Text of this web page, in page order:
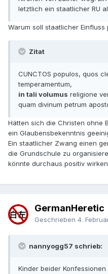
letztlich ein staatlicher RU
Warum soll staatlicher Einfluss
Zitat
CUNCTOS populos, quos
temperamentum,
in tali volumus religione
quam divinum petrum
Hätten sich die Christen ohne
ein Glaubensbekenntnis
Ein staatlicher Zwang einen
die Grundschule zu
könnte durchaus positiv
GermanHeretic
Geschrieben 4.
nannyogg57 schrieb:
Kinder beider